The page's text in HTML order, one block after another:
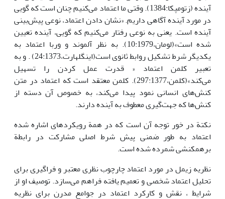
آینده (زتومپکا:1384). وقتی ما اعتماد می‌کنیم چنان است که گویی
در مورد آینده آگاهی داریم. «نشان دادن اعتماد، نوعی پیش‌بینی
آینده است. یعنی به نوعی رفتار می‌کنیم که گویی، آینده تعیین
شده است»(لومان،10:1979). به نظر آلموند و وربا اعتماد به
یکدیگر شرط تشکیل روابط ثانوی است(اینگلهارت،24:1373) . و به
تعبیر کلمن اعتماد ‌« قدرت عمل کردن را تسهیل
می‌کند»(کلمن،297:1377). کلمن معتقد است که اعتماد در متن
کنش‌های انسانی نمود پیدا می‌کند، به خصوص آن دسته از
کنش‌ها که جهت‌گیری معطوف به آینده دارند.
نکتة در خور توجه آن است که در همة رویکردهای اشاره شده
اعتماد به طور ضمنی پیش شرط اصلی مشارکت در رابطة
برهمکنشی شمرده شده است.
نظریه زیمل در مورد اعتماد چارچوب نظری معتبر و فراگیری برای
تحلیل اعتماد شخصی و تعمیم یافته فراهم می‌سازد. توصیف او از
شرایط ، نقش و کارکرد اعتماد در جوامع مدرن برای نظریه